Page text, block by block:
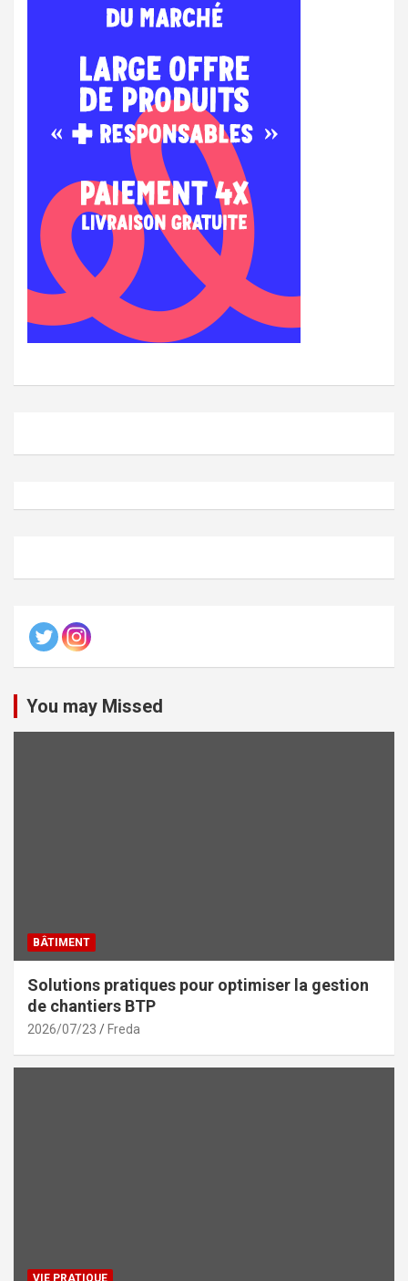
You may Missed
BÂTIMENT
Solutions pratiques pour optimiser la gestion
de chantiers BTP
2026/07/23 Freda
VIE PRATIQUE